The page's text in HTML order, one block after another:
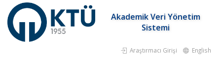
Akademik Veri Yönetim
Sistemi
Araştırmacı Girişi English